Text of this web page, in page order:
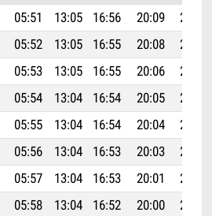
05:51 13:05 16:56 20:09
21:40
05:52 13:05 16:55 20:08
21:39
05:53 13:05 16:55 20:06
21:37
05:54 13:04 16:54 20:05
21:35
05:55 13:04 16:54 20:04
21:34
05:56 13:04 16:53 20:03
21:32
05:57 13:04 16:53 20:01
21:30
05:58 13:04 16:52 20:00
21:29